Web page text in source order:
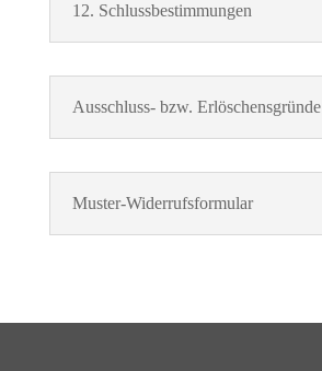
12. Schlussbestimmungen
Ausschluss- bzw. Erlöschensgründe
Muster-Widerrufsformular